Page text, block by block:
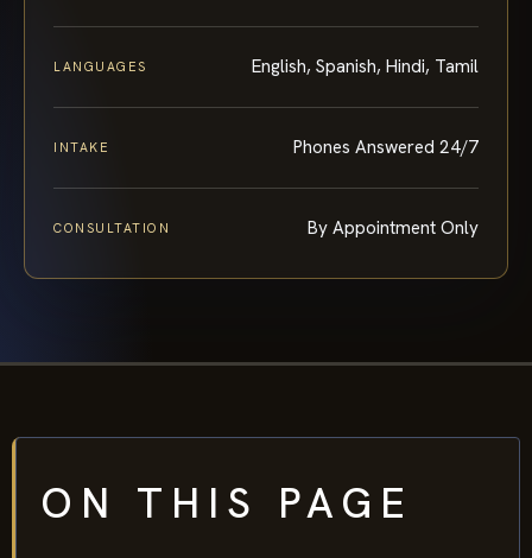
LANGUAGES English, Spanish, Hindi, Tamil
INTAKE Phones Answered 24/7
CONSULTATION By Appointment Only
ON THIS PAGE